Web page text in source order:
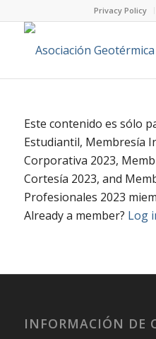
Privacy Policy
Este contenido es sólo
Estudiantil, Membresía
Corporativa 2023,
Cortesía 2023, and
Profesionales 2023
Already a member? Log
INFORMACIÓN DE